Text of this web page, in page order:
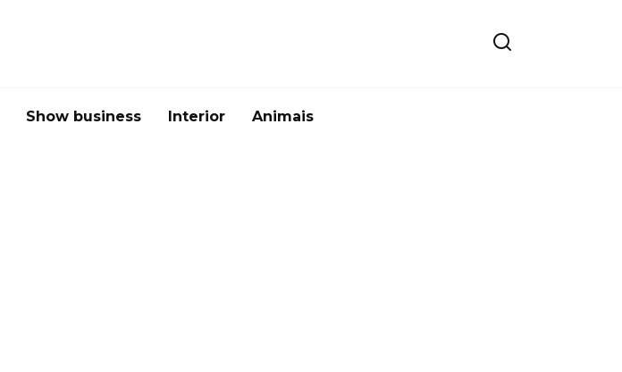
Show business Interior Animais